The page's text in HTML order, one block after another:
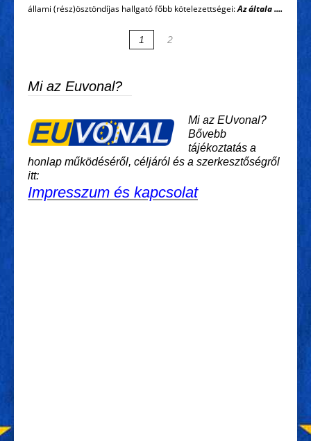
állami (rész)ösztöndíjas hallgató főbb kötelezettségei:Az általa ....
1 2
Mi az Euvonal?
Mi az EUvonal?
Bővebb
tájékoztatás a
honlap működéséről, céljáról és a szerkesztőségről
itt:
Impresszum és kapcsolat